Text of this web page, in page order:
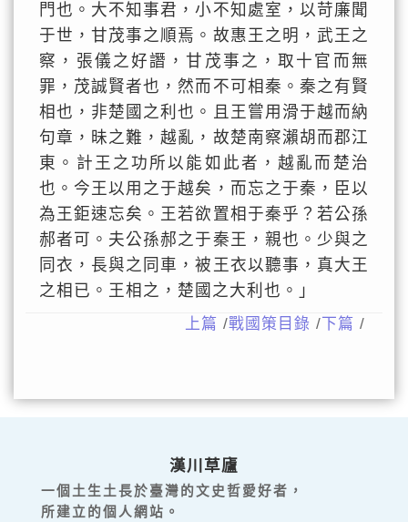
門也。大不知事君，小不知處室，以苛廉聞
于世，甘茂事之順焉。故惠王之明，武王之
察，張儀之好譖，甘茂事之，取十官而無
罪，茂誠賢者也，然而不可相秦。秦之有賢
相也，非楚國之利也。且王嘗用滑于越而納
句章，昧之難，越亂，故楚南察瀨胡而郡江
東。計王之功所以能如此者，越亂而楚治
也。今王以用之于越矣，而忘之于秦，臣以
為王鉅速忘矣。王若欲置相于秦乎？若公孫
郝者可。夫公孫郝之于秦王，親也。少與之
同衣，長與之同車，被王衣以聽事，真大王
之相已。王相之，楚國之大利也。」
上篇 /戰國策目錄 /下篇 /
漢川草廬
一個土生土長於臺灣的文史哲愛好者，
所建立的個人網站。